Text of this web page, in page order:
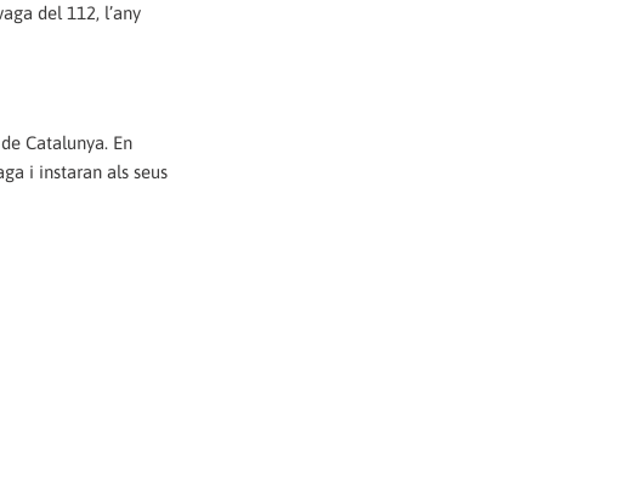
del 112, l’any
Catalunya. En
i instaran als seus